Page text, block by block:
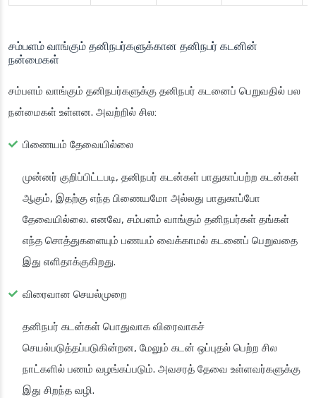
சம்பளம் வாங்கும் தனிநபர்களுக்கான தனிநபர் கடனின்
நன்மைகள்
சம்பளம் வாங்கும் தனிநபர்களுக்கு தனிநபர் கடனைப் பெறுவதில் பல
நன்மைகள் உள்ளன. அவற்றில் சில:
பிணையம் தேவையில்லை
முன்னர் குறிப்பிட்டபடி, தனிநபர் கடன்கள் பாதுகாப்பற்ற கடன்கள்
ஆகும், இதற்கு எந்த பிணையமோ அல்லது பாதுகாப்போ
தேவையில்லை. எனவே, சம்பளம் வாங்கும் தனிநபர்கள் தங்கள்
எந்த சொத்துகளையும் பணயம் வைக்காமல் கடனைப் பெறுவதை
இது எளிதாக்குகிறது.
விரைவான செயல்முறை
தனிநபர் கடன்கள் பொதுவாக விரைவாகச்
செயல்படுத்தப்படுகின்றன, மேலும் கடன் ஒப்புதல் பெற்ற சில
நாட்களில் பணம் வழங்கப்படும். அவசரத் தேவை உள்ளவர்களுக்கு
இது சிறந்த வழி.